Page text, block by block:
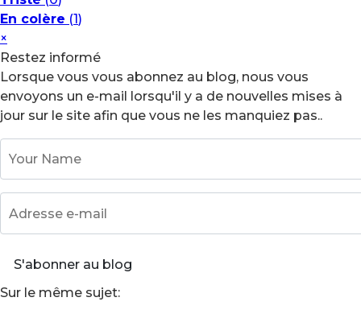
En colère (1)
×
Restez informé
Lorsque vous vous abonnez au blog, nous vous
envoyons un e-mail lorsqu'il y a de nouvelles mises à
jour sur le site afin que vous ne les manquiez pas..
S'abonner au blog
Sur le même sujet: